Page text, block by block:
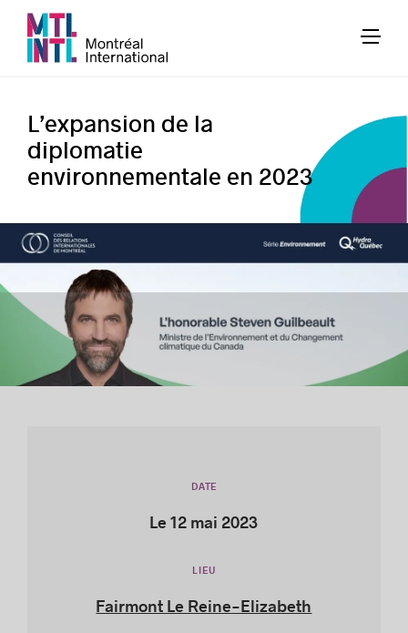
L’expansion de la
diplomatie
environnementale en 2023
DATE
Le 12 mai 2023
LIEU
Fairmont Le Reine-Elizabeth